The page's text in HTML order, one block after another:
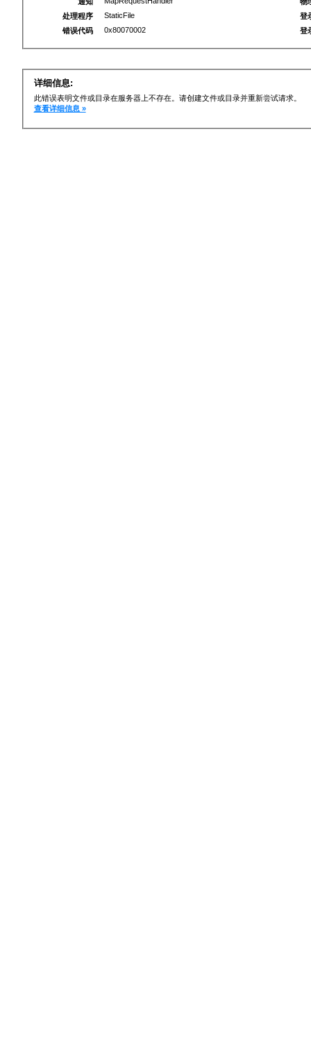
处理程序
StaticFile
错误代码
0x80070002
登
登
详细信息:
此错误表明文件或目录在服务器上不存在。请创建文件或目录并重新尝试请求。
查看详细信息 »